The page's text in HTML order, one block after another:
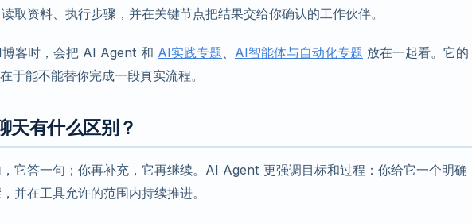
取资料、执行步骤，并在关键节点把结果交给你确认的工作伙伴。
客时，会把 AI Agent 和 AI实践专题、 AI智能体与自动化专题 放在一起看。它的
于能不能替你完成一段真实流程。
天有什么区别？
它答一句；你再补充，它再继续。AI Agent 更强调目标和过程：你给它一个明确
并在工具允许的范围内持续推进。